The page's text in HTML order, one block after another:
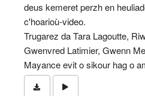
deus kemeret perzh en
c'hoarioù-video.
Trugarez da Tara Lagoutte,
Gwenvred Latimier, Gwenn
Mayance evit o sikour hag o